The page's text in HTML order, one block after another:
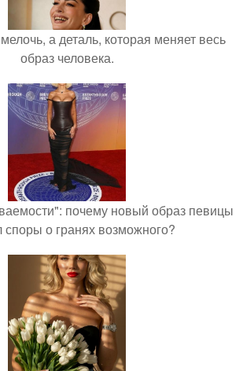
а деталь, которая меняет весь
образ человека.
почему новый образ певицы
споры о гранях возможного?